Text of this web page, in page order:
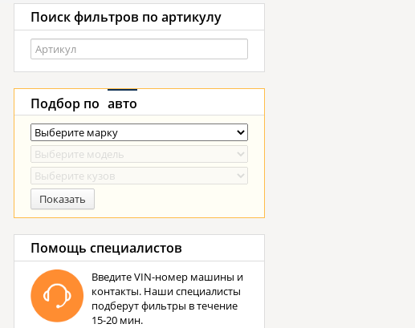
Поиск фильтров по артикулу
Подбор по авто
Показать
Помощь специалистов
Введите VIN-номер машины и
контакты. Наши специалисты
подберут фильтры в течение
15-20 мин.